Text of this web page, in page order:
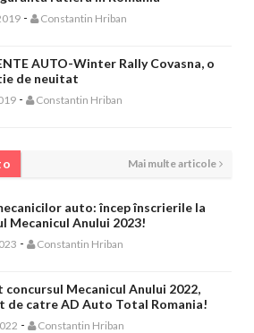
- Constantin Hriban
AUTO-Winter Rally Covasna, o
de neuitat
- Constantin Hriban
Mai multe articole
auto: încep înscrierile la
Mecanicul Anului 2023!
- Constantin Hriban
concursul Mecanicul Anului 2022,
de catre AD Auto Total Romania!
- Constantin Hriban